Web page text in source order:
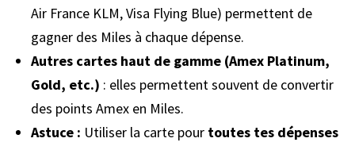
Air France KLM, Visa Flying Blue) permettent de
gagner des Miles à chaque dépense.
Autres cartes haut de gamme (Amex Platinum,
Gold, etc.) : elles permettent souvent de convertir
des points Amex en Miles.
Astuce : Utiliser la carte pour toutes tes dépenses